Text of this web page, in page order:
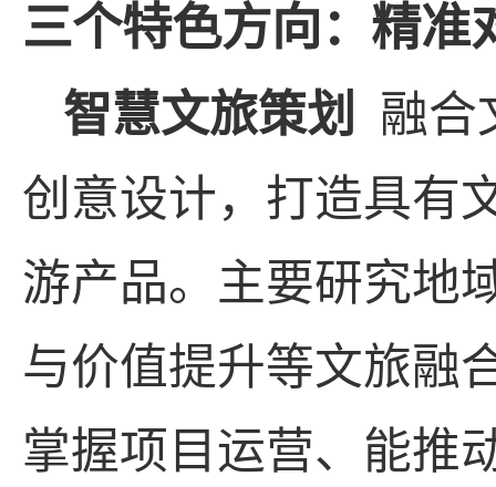
三个特色方向：精准
智慧文旅策划 融合
创意设计，打造具有
游产品。主要研究地
与价值提升等文旅融
掌握项目运营、能推